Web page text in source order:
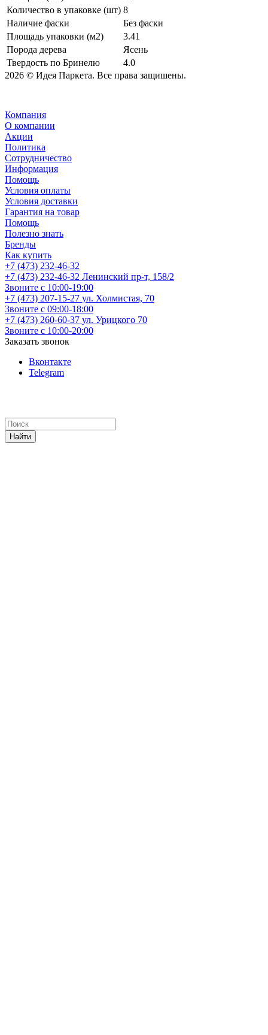
Количество в упаковке (шт) 8
Наличие фаски
Без фаски
Площадь упаковки (м2)
3.41
Порода дерева
Ясень
Твердость по Бринелю
4.0
2026 © Идея Паркета. Все права защишены.
Компания
О компании
Акции
Политика
Сотрудничество
Информация
Помощь
Условия оплаты
Условия доставки
Гарантия на товар
Помощь
Полезно знать
Бренды
Как купить
+7 (473) 232-46-32
+7 (473) 232-46-32 Ленинский пр-т, 158/2
Звоните с 10:00-19:00
+7 (473) 207-15-27 ул. Холмистая, 70
Звоните с 09:00-18:00
+7 (473) 260-60-37 ул. Урицкого 70
Звоните с 10:00-20:00
Заказать звонок
Вконтакте
Telegram
Найти